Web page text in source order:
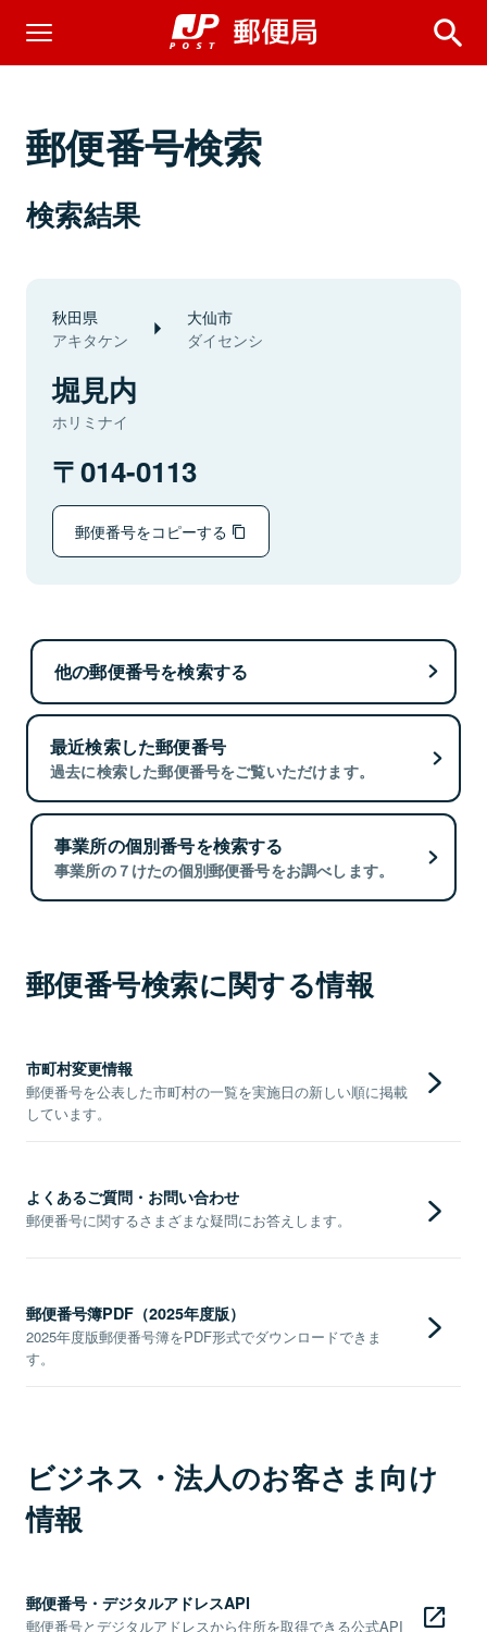
郵便番号検索
検索結果
秋田県
アキタケン
大仙市
ダイセンシ
堀見内
ホリミナイ
014-0113
郵便番号をコピーする
他の郵便番号を検索する
最近検索した郵便番号
過去に検索した郵便番号をご覧いただけます。
事業所の個別番号を検索する
事業所の７けたの個別郵便番号をお調べします。
郵便番号検索に関する情報
市町村変更情報
郵便番号を公表した市町村の一覧を実施日の新しい順に掲載
しています。
よくあるご質問・お問い合わせ
郵便番号に関するさまざまな疑問にお答えします。
郵便番号簿PDF（2025年度版）
2025年度版郵便番号簿をPDF形式でダウンロードできま
す。
ビジネス・法人のお客さま向け
情報
郵便番号・デジタルアドレスAPI
郵便番号とデジタルアドレスから住所を取得できる公式API